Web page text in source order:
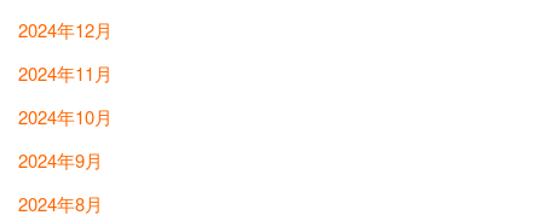
2024年12月
2024年11月
2024年10月
2024年9月
2024年8月